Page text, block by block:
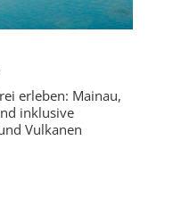
erleben: Mainau,
inklusive
Vulkanen